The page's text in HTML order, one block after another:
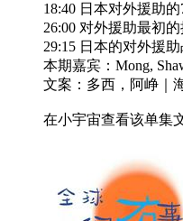
18:40 日本对外援助
26:00 对外援助最初的
29:15 日本的对外援
本期嘉宾：Mong,
文案：多西，阿峥｜
在小宇宙查看该单集